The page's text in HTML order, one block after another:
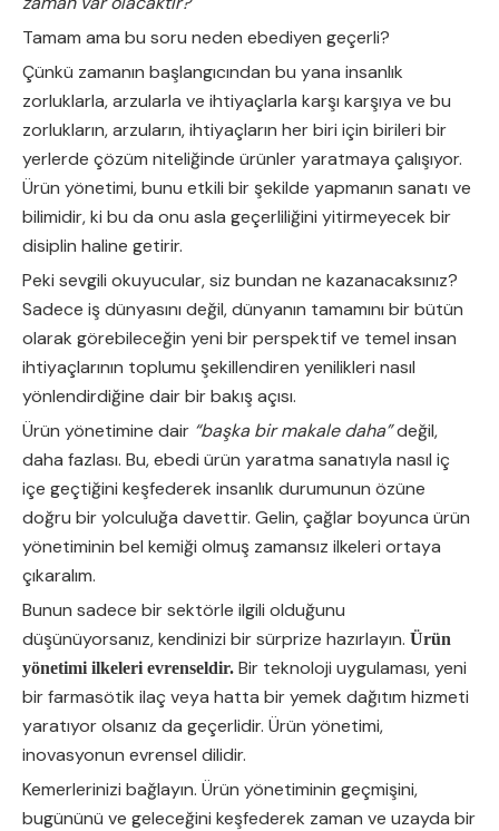
Tamam ama bu soru neden ebediyen geçerli?
Çünkü zamanın başlangıcından bu yana insanlık
zorluklarla, arzularla ve ihtiyaçlarla karşı karşıya ve bu
zorlukların, arzuların, ihtiyaçların her biri için birileri bir
yerlerde çözüm niteliğinde ürünler yaratmaya çalışıyor.
Ürün yönetimi, bunu etkili bir şekilde yapmanın sanatı ve
bilimidir, ki bu da onu asla geçerliliğini yitirmeyecek bir
disiplin haline getirir.
Peki sevgili okuyucular, siz bundan ne kazanacaksınız?
Sadece iş dünyasını değil, dünyanın tamamını bir bütün
olarak görebileceğin yeni bir perspektif ve temel insan
ihtiyaçlarının toplumu şekillendiren yenilikleri nasıl
yönlendirdiğine dair bir bakış açısı.
Ürün yönetimine dair “başka bir makale daha”değil,
daha fazlası. Bu, ebedi ürün yaratma sanatıyla nasıl iç
içe geçtiğini keşfederek insanlık durumunun özüne
doğru bir yolculuğa davettir. Gelin, çağlar boyunca ürün
yönetiminin bel kemiği olmuş zamansız ilkeleri ortaya
çıkaralım.
Bunun sadece bir sektörle ilgili olduğunu
düşünüyorsanız, kendinizi bir sürprize hazırlayın. Ürün
yönetimi ilkeleri evrenseldir. Bir teknoloji uygulaması, yeni
bir farmasötik ilaç veya hatta bir yemek dağıtım hizmeti
yaratıyor olsanız da geçerlidir. Ürün yönetimi,
inovasyonun evrensel dilidir.
Kemerlerinizi bağlayın. Ürün yönetiminin geçmişini,
bugününü ve geleceğini keşfederek zaman ve uzayda bir